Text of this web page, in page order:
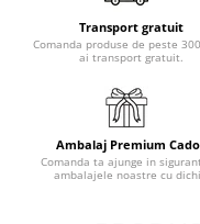
Transport gratuit
Comanda produse de peste
ai transport gratuit.
Ambalaj Premium
Comanda ta ajunge in
ambalajele noastre cu